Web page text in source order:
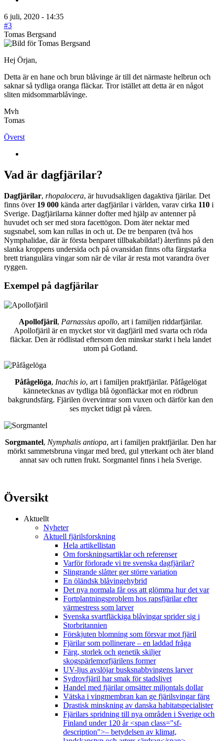
6 juli, 2020 - 14:35
#3
Tomas Bergsand
Hej Örjan,
Detta är en hane och brun blåvinge är till det närmaste helbrun och
saknar så tydliga oranga fläckar. Tror istället att detta är en något
sliten midsommarblåvinge.
Mvh
Tomas
Överst
Vad är dagfjärilar?
Dagfjärilar, rhopalocera, är huvudsakligen dagaktiva fjärilar. Det
finns över 19 000 kända arter dagfjärilar i världen, varav cirka 110 i
Sverige. Dagfjärilarna känner dofter med hjälp av antenner på
huvudet och ser med stora facettögon. Dom äter nektar med
sugsnabel, som kan rullas in och ut. De tre benparen (två hos
Nymphalidae, där är första benparet tillbakabildat!) återfinns på den
slanka kroppens undersida och på ovansidan finns ofta färgstarka
brett triangulära vingar som när de vilar är resta mot varandra över
ryggen.
Exempel på dagfjärilar
Apollofjäril, Parnassius apollo, art i familjen riddarfjärilar.
Apollofjäril är en mycket stor vit dagfjäril med svarta och röda
fläckar. Den är rödlistad eftersom den minskar starkt i hela landet
utom på Gotland.
Påfågelöga, Inachis io, art i familjen praktfjärilar. Påfågelögat
kännetecknas av tydliga blå ögonfläckar mot en rödbrun
bakgrundsfärg. Fjärilen övervintrar som vuxen och därför kan den
ses mycket tidigt på våren.
Sorgmantel, Nymphalis antiopa, art i familjen praktfjärilar. Den har
mörkt sammetsbruna vingar med bred, gul ytterkant och äter bland
annat sav och rutten frukt. Sorgmantel finns i hela Sverige.
Översikt
Aktuellt
Nyheter
Aktuell fjärilsforskning
Hela artikellistan
Om forskningsartiklar och referenser
Varför förlorade vi tre svenska dagfjärilar?
Slingrande slåtter ger större variation
En öländsk blåvingehybrid
Det nya normala får oss att glömma hur det var
Fortplantningsproblem hos rapsfjärilar efter
värmestress som larver
Svenska svartfläckiga blåvingar sprider sig i
Storbritannien
Förskjuten blomning som försvar mot fjäril
Fjärilar som pollinerare – en laddad fråga
Färg, storlek och genetik skiljer
skogspärlemorfjärilens former
UV-ljus avslöjar busksnabbvingens larver
Sydrovfjäril har smak för stadslivet
Handel med fjärilar omsätter miljontals dollar
Vätska i vingmembran kan ge fjärilsvingar färg
Drastisk minskning av danska habitatspecialister
Fjärilars spridning till nya områden i Sverige och
Finland under 120 år <span class="sf-
description">– betydelsen av klimat,